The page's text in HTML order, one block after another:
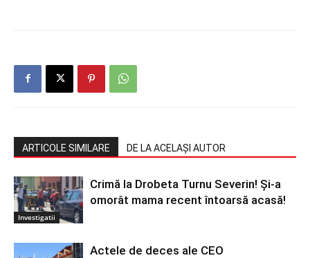
ARTICOLE SIMILARE DE LA ACELAȘI AUTOR
Investigatii
Crimă la Drobeta Turnu Severin! Și-a
omorât mama recent întoarsă acasă!
Actele de deces ale CEO